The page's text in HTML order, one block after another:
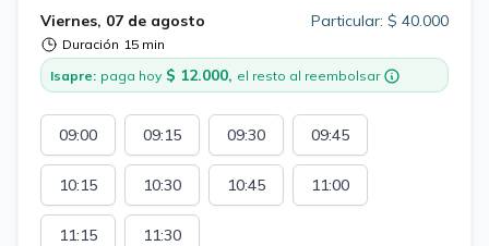
Viernes, 07 de agosto
Duración 15 min
Particular: $ 40.000
Isapre: paga hoy $ 12.000, el resto al reembolsar
09:00 09:15 09:30 09:45
10:15 10:30 10:45 11:00
11:15 11:30